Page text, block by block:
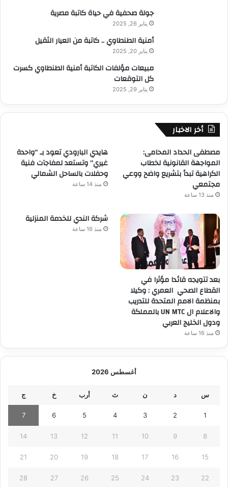
جولة صحفية في حياة كاتبة مصرية
يناير 26, 2025
أمنية الطنطاوي .. كاتبة من العيار الثقيل
يناير 20, 2025
مبيعات مؤلفات الكاتبة أمنية الطنطاوي كسرت
كل التوقعات
يناير 29, 2025
أخر الاخبار
مصطفى الحداد المحامى:
المواجهة القانونية لخطاب
الكراهية تبدأ بتشريع واضح ووعي
مجتمعي
منذ 13 ساعة
هايدي البارودي تعود بـ “واحدة
غيري” وتستعد لمفاجآت فنية
وحفلات بالساحل الشمالي
منذ 14 ساعة
بعد تتويجه قائدا مؤثرا في
القطاع الصحي العمري : وكيلا
بمنظمة الامم المتحدة للتدريب
والاعلام ال UN MTC بالمملكة
ودول الخليج العربي
منذ 16 ساعة
شركة الندي للخدمة المنزلية
منذ 16 ساعة
أغسطس 2026
س د ن ث أرب خ ج
1
2
3
4
5
6
7
8
9
10
11
12
13
14
15
16
17
18
19
20
21
22
23
24
25
26
27
28